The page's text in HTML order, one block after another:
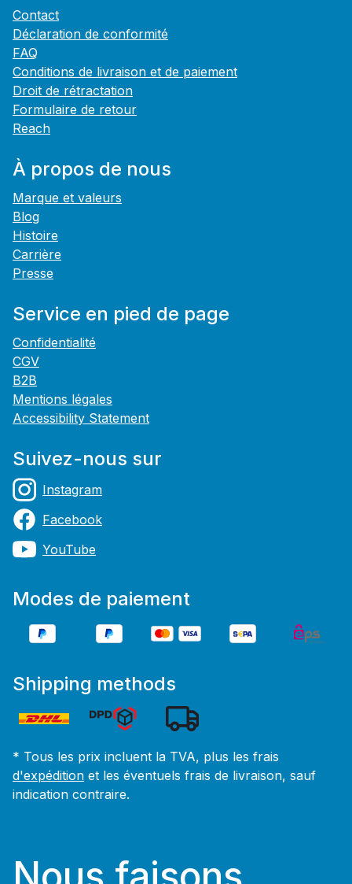
Contact
Déclaration de conformité
FAQ
Conditions de livraison et de paiement
Droit de rétractation
Formulaire de retour
Reach
À propos de nous
Marque et valeurs
Blog
Histoire
Carrière
Presse
Service en pied de page
Confidentialité
CGV
B2B
Mentions légales
Accessibility Statement
Suivez-nous sur
Instagram
Facebook
YouTube
Modes de paiement
Shipping methods
* Tous les prix incluent la TVA, plus les frais
d'expédition et les éventuels frais de livraison, sauf
indication contraire.